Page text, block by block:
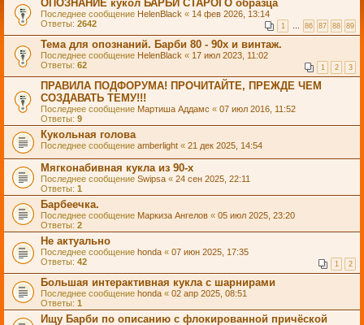
ОПОЗНАНИЕ кукол БАРБИ СТАРОГО образца
Последнее сообщение HelenBlack « 14 фев 2026, 13:14
Ответы: 2642 1 … 86 87 88 89
Тема для опознаний. Барби 80 - 90х и винтаж.
Последнее сообщение HelenBlack « 17 июл 2023, 11:02
Ответы: 62 1 2 3
ПРАВИЛА ПОДФОРУМА! ПРОЧИТАЙТЕ, ПРЕЖДЕ ЧЕМ
СОЗДАВАТЬ ТЕМУ!!!
Последнее сообщение Мартиша Аддамс « 07 июл 2016, 11:52
Ответы: 9
Кукольная голова
Последнее сообщение amberlight « 21 дек 2025, 14:54
Мягконабивная кукла из 90-х
Последнее сообщение Swipsa « 24 сен 2025, 22:11
Ответы: 1
Барбеечка.
Последнее сообщение Маркиза Ангелов « 05 июл 2025, 23:20
Ответы: 2
Не актуально
Последнее сообщение honda « 07 июн 2025, 17:35
Ответы: 42 1 2
Большая интерактивная кукла с шарнирами
Последнее сообщение honda « 02 апр 2025, 08:51
Ответы: 1
Ищу Барби по описанию с флокированной причёской